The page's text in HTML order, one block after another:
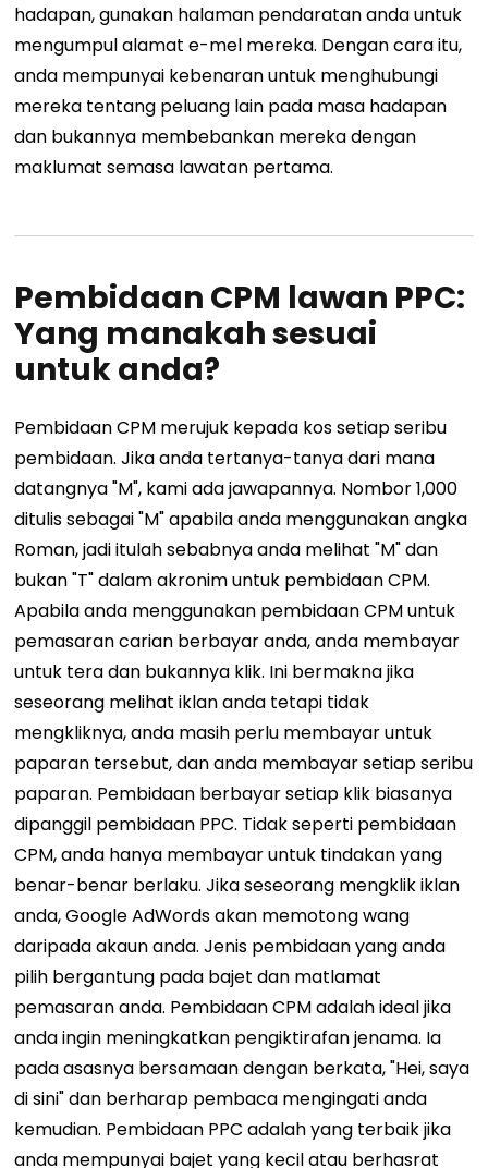
hadapan, gunakan halaman pendaratan anda untuk
mengumpul alamat e-mel mereka. Dengan cara itu,
anda mempunyai kebenaran untuk menghubungi
mereka tentang peluang lain pada masa hadapan
dan bukannya membebankan mereka dengan
maklumat semasa lawatan pertama.
Pembidaan CPM lawan PPC:
Yang manakah sesuai
untuk anda?
Pembidaan CPM merujuk kepada kos setiap seribu
pembidaan. Jika anda tertanya-tanya dari mana
datangnya "M", kami ada jawapannya. Nombor 1,000
ditulis sebagai "M" apabila anda menggunakan angka
Roman, jadi itulah sebabnya anda melihat "M" dan
bukan "T" dalam akronim untuk pembidaan CPM.
Apabila anda menggunakan pembidaan CPM untuk
pemasaran carian berbayar anda, anda membayar
untuk tera dan bukannya klik. Ini bermakna jika
seseorang melihat iklan anda tetapi tidak
mengkliknya, anda masih perlu membayar untuk
paparan tersebut, dan anda membayar setiap seribu
paparan. Pembidaan berbayar setiap klik biasanya
dipanggil pembidaan PPC. Tidak seperti pembidaan
CPM, anda hanya membayar untuk tindakan yang
benar-benar berlaku. Jika seseorang mengklik iklan
anda, Google AdWords akan memotong wang
daripada akaun anda. Jenis pembidaan yang anda
pilih bergantung pada bajet dan matlamat
pemasaran anda. Pembidaan CPM adalah ideal jika
anda ingin meningkatkan pengiktirafan jenama. Ia
pada asasnya bersamaan dengan berkata, "Hei, saya
di sini" dan berharap pembaca mengingati anda
kemudian. Pembidaan PPC adalah yang terbaik jika
anda mempunyai bajet yang kecil atau berhasrat